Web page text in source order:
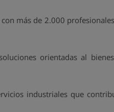
más de 2.000
orientadas al
industriales que